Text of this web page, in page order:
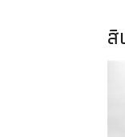
สิ